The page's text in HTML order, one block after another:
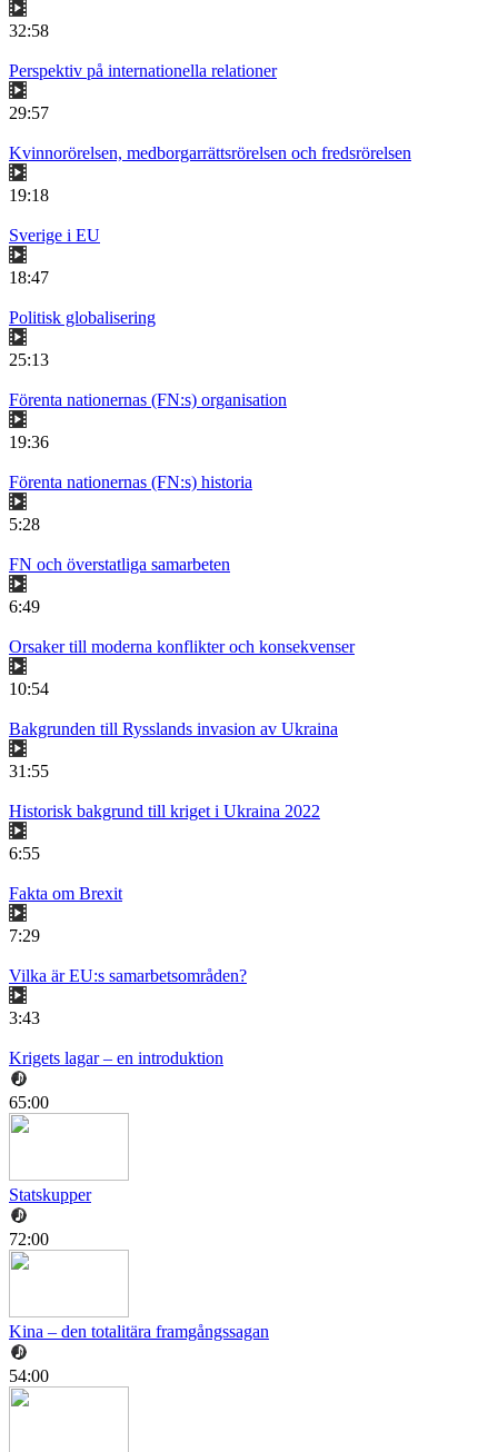
32:58
Perspektiv på internationella relationer
29:57
Kvinnorörelsen, medborgarrättsrörelsen och fredsrörelsen
19:18
Sverige i EU
18:47
Politisk globalisering
25:13
Förenta nationernas (FN:s) organisation
19:36
Förenta nationernas (FN:s) historia
5:28
FN och överstatliga samarbeten
6:49
Orsaker till moderna konflikter och konsekvenser
10:54
Bakgrunden till Rysslands invasion av Ukraina
31:55
Historisk bakgrund till kriget i Ukraina 2022
6:55
Fakta om Brexit
7:29
Vilka är EU:s samarbetsområden?
3:43
Krigets lagar – en introduktion
65:00
Statskupper
72:00
Kina – den totalitära framgångssagan
54:00